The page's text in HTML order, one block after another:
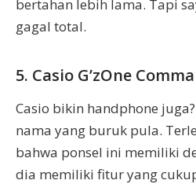
bertahan lebih lama. Tapi
gagal total.
5. Casio G’zOne
Casio bikin handphone
nama yang buruk pula.
bahwa ponsel ini memiliki
dia memiliki fitur yang